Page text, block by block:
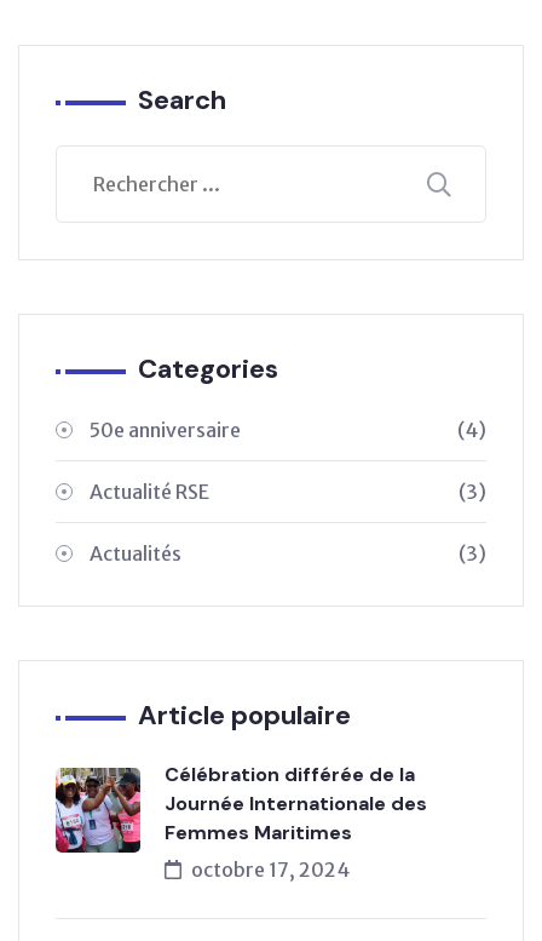
Search
Categories
50e anniversaire (4)
Actualité RSE (3)
Actualités (3)
Article populaire
Célébration différée de la
Journée Internationale des
Femmes Maritimes
octobre 17, 2024